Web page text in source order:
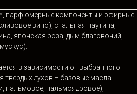
парфюмерные компоненты и эфирные
вино), стальная паутина,
японская роза, дым благовоний,
в зависимости от выбранного
твердых духов – базовые масла
пальмовое, пальмоядровое),